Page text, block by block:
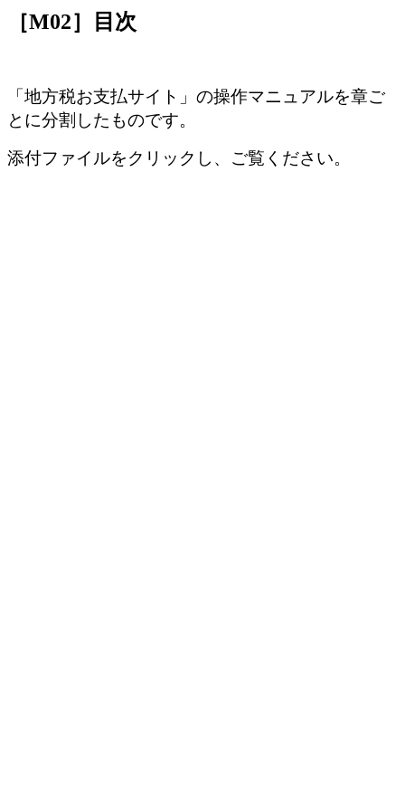
［M02］目次
「地方税お支払サイト」の操作マニュアルを章ご
とに分割したものです。
添付ファイルをクリックし、ご覧ください。